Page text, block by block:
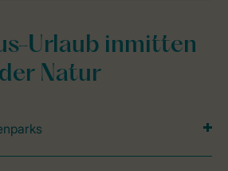
Urlaub inmitten
der Natur